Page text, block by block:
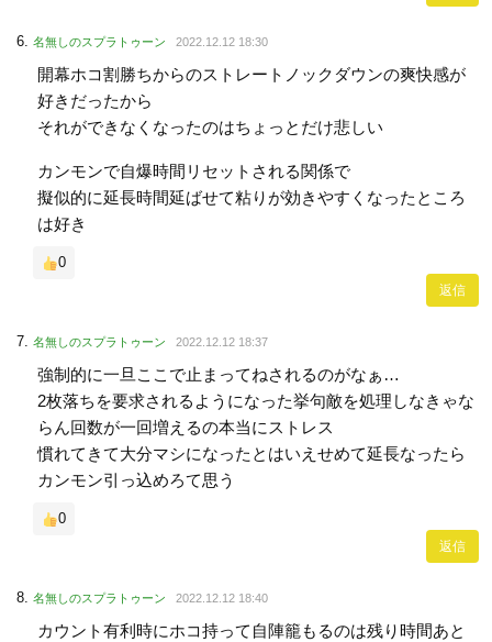
名無しのスプラトゥーン 2022.12.12 18:30
開幕ホコ割勝ちからのストレートノックダウンの爽快感が
好きだったから
それができなくなったのはちょっとだけ悲しい
カンモンで自爆時間リセットされる関係で
擬似的に延長時間延ばせて粘りが効きやすくなったところ
は好き
0
返信
名無しのスプラトゥーン 2022.12.12 18:37
強制的に一旦ここで止まってねされるのがなぁ…
2枚落ちを要求されるようになった挙句敵を処理しなきゃな
らん回数が一回増えるの本当にストレス
慣れてきて大分マシになったとはいえせめて延長なったら
カンモン引っ込めろて思う
0
返信
名無しのスプラトゥーン 2022.12.12 18:40
カウント有利時にホコ持って自陣籠もるのは残り時間あと